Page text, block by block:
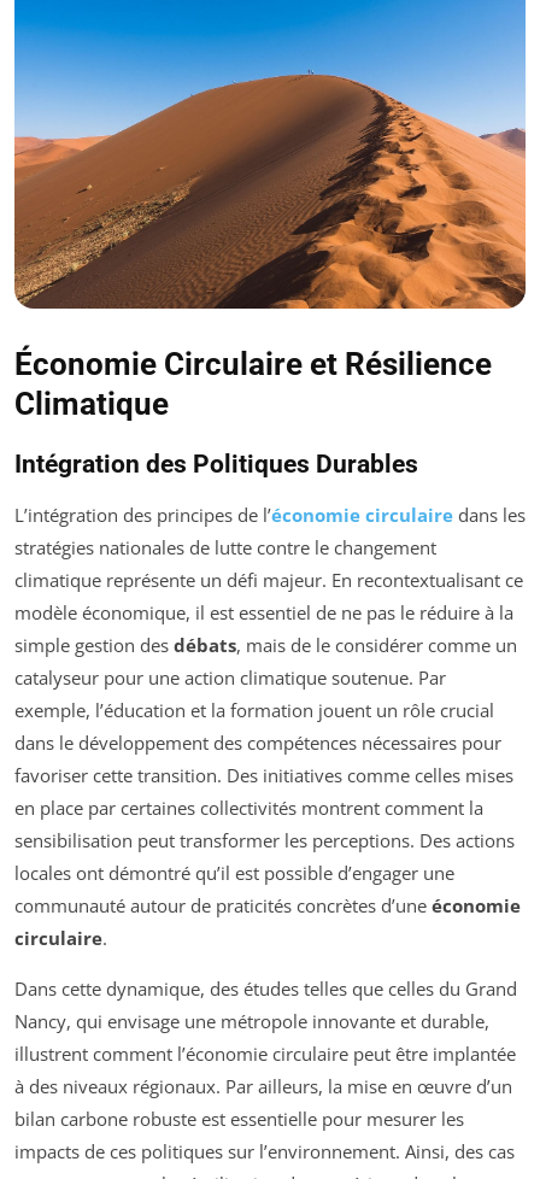
Économie Circulaire et Résilience
Climatique
Intégration des Politiques Durables
L’intégration des principes de l’économie circulaire dans les
stratégies nationales de lutte contre le changement
climatique représente un défi majeur. En recontextualisant ce
modèle économique, il est essentiel de ne pas le réduire à la
simple gestion des débats, mais de le considérer comme un
catalyseur pour une action climatique soutenue. Par
exemple, l’éducation et la formation jouent un rôle crucial
dans le développement des compétences nécessaires pour
favoriser cette transition. Des initiatives comme celles mises
en place par certaines collectivités montrent comment la
sensibilisation peut transformer les perceptions. Des actions
locales ont démontré qu’il est possible d’engager une
communauté autour de praticités concrètes d’une économie
circulaire.
Dans cette dynamique, des études telles que celles du Grand
Nancy, qui envisage une métropole innovante et durable,
illustrent comment l’économie circulaire peut être implantée
à des niveaux régionaux. Par ailleurs, la mise en œuvre d’un
bilan carbone robuste est essentielle pour mesurer les
impacts de ces politiques sur l’environnement. Ainsi, des cas